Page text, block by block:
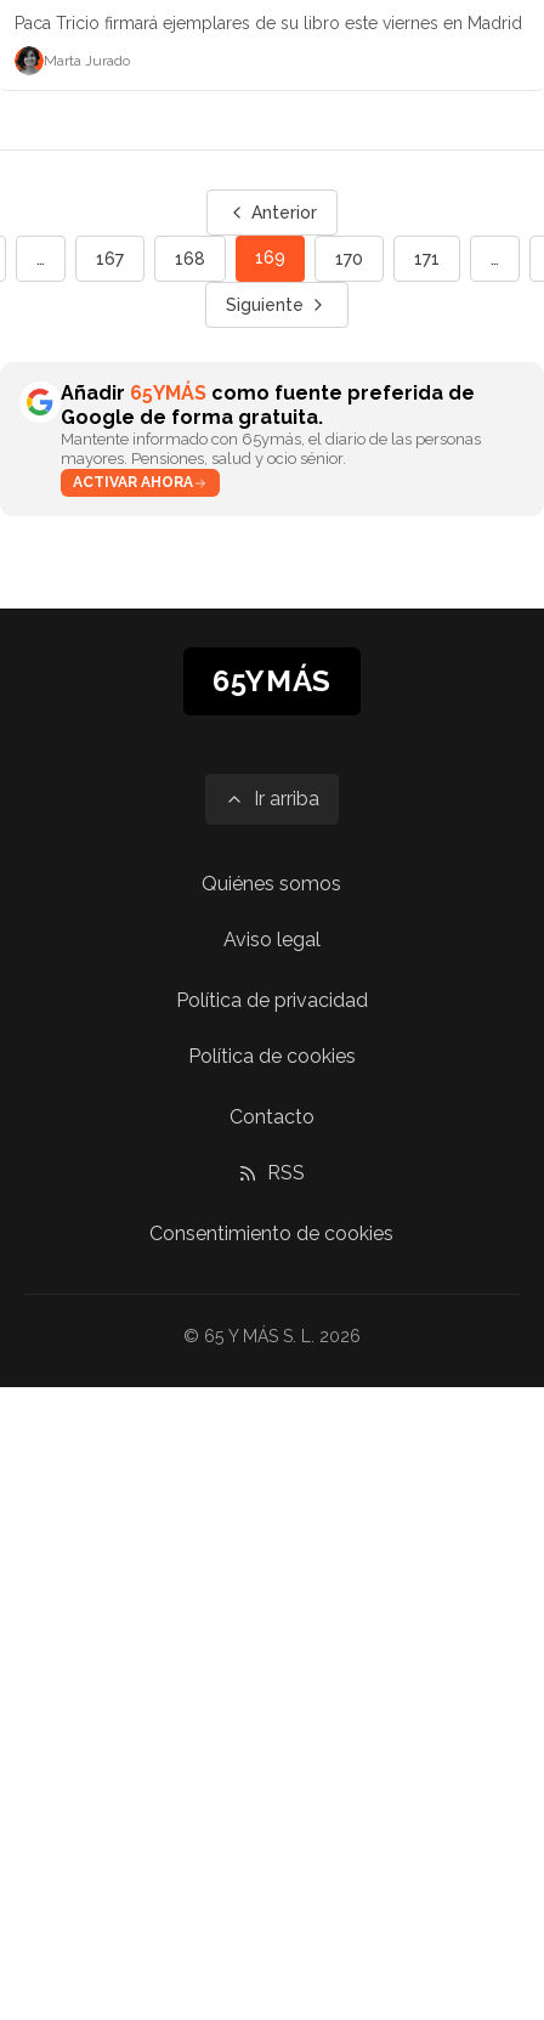
Paca Tricio firmará ejemplares de su libro este viernes en Madrid
Marta Jurado
Anterior
… 167 168 169 170 171 …
Siguiente
Añadir 65YMÁS como fuente preferida de
Google de forma gratuita.
Mantente informado con 65ymás, el diario de las personas
mayores. Pensiones, salud y ocio sénior.
ACTIVAR AHORA
65YMÁS
Ir arriba
Quiénes somos
Aviso legal
Política de privacidad
Política de cookies
Contacto
RSS
Consentimiento de cookies
© 65 Y MÁS S. L. 2026